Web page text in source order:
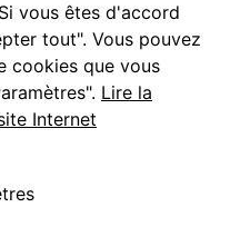
11h00
à 16h00
vous êtes d'accord
tout". Vous pouvez
cookies que vous
Lire la
Internet
sont
nécessaires au
fonctionnement
du site Web.
Afin que nous